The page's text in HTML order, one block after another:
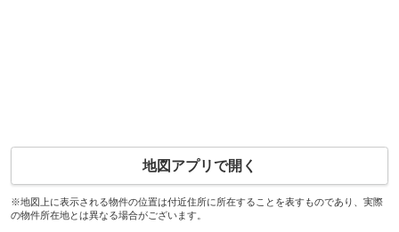
地図アプリで開く
※地図上に表示される物件の位置は付近住所に所在することを表すものであり、実際
の物件所在地とは異なる場合がございます。